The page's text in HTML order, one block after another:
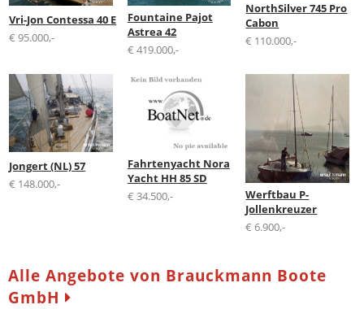
Vri-Jon Contessa 40 E
€ 95.000,-
Fountaine Pajot
Astrea 42
€ 419.000,-
NorthSilver 745 Pro
Cabon
€ 110.000,-
Jongert (NL) 57
€ 148.000,-
Fahrtenyacht Nora
Yacht HH 85 SD
€ 34.500,-
Werftbau P-
Jollenkreuzer
€ 6.900,-
Alle Angebote von Brauckmann Boote
GmbH